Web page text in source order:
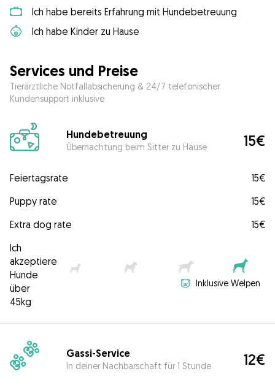
Ich habe bereits Erfahrung mit Hundebetreuung
Ich habe Kinder zu Hause
Services und Preise
Tierärztliche Notfallabsicherung & 24/7 telefonischer
Kundensupport inklusive
Hundebetreuung
Übernachtung beim Sitter zu Hause 15€
Feiertagsrate
15€
Puppy rate
15€
Extra dog rate
15€
Ich
akzeptiere
Hunde
über
45kg
Inklusive Welpen
Gassi-Service
In deiner Nachbarschaft für 1 Stunde 12€